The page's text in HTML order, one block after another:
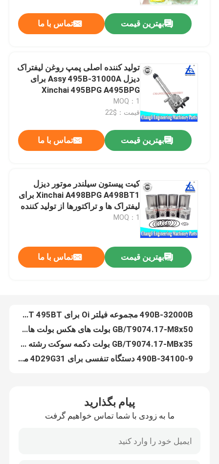
خونه
محصولات
کنترل کیفیت
بهترین قیمت تماس با ما
تولید کننده اصلی پمپ روغن لیفتراک
دیزل Assy 495B-31000A برای
Xinchai 495BPG A495BPG
MOQ：1
قیمت：$22
بهترین قیمت تماس با ما
کیت پیستون سیلندر موتور دیزل
Xinchai A498BPG A498BT1 برای
لیفتراک ها و تراکتورها از تولید کننده
اصلی با تحویل 1 تا 3 روزه
MOQ：1
بهترین قیمت تماس با ما
GB/T9074.17-MBx35 بولت دکمه سوکت رشته هیکس بولت
490B-34100-9 دستگاه تنفسی برای 4D29G31 موتور
GB/T9074.17-M8x18 بولت برای 4D29G31 موتور دیزل
JBT8870-D25 بند لوله D25 برای 4D29G31 موتور دیزل
پیام بگذارید
ما به زودی با شما تماس خواهیم گرفت